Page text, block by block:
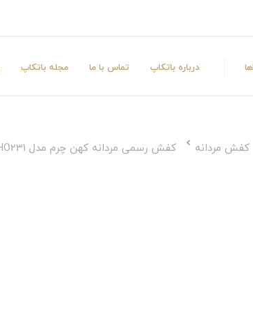
درباره باتکاپ تماس با ما مجله باتکاپ
کفش مردانه کفش رسمی مردانه کهن چرم مدل SHO231